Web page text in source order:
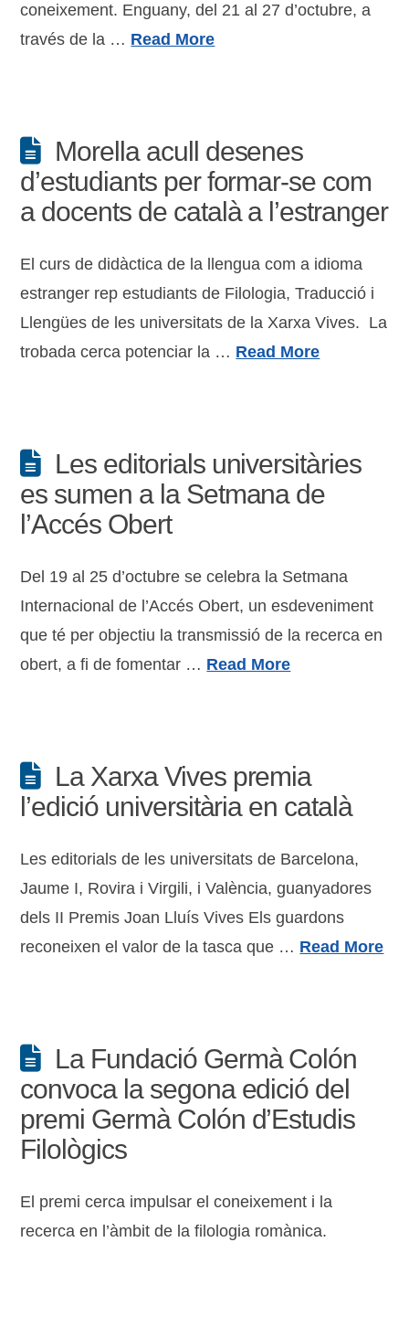
coneixement. Enguany, del 21 al 27 d’octubre, a
través de la … Read More
Morella acull desenes
d’estudiants per formar-se com
a docents de català a l’estranger
El curs de didàctica de la llengua com a idioma
estranger rep estudiants de Filologia, Traducció i
Llengües de les universitats de la Xarxa Vives. La
trobada cerca potenciar la … Read More
Les editorials universitàries
es sumen a la Setmana de
l’Accés Obert
Del 19 al 25 d’octubre se celebra la Setmana
Internacional de l’Accés Obert, un esdeveniment
que té per objectiu la transmissió de la recerca en
obert, a fi de fomentar … Read More
La Xarxa Vives premia
l’edició universitària en català
Les editorials de les universitats de Barcelona,
Jaume I, Rovira i Virgili, i València, guanyadores
dels II Premis Joan Lluís Vives Els guardons
reconeixen el valor de la tasca que … Read More
La Fundació Germà Colón
convoca la segona edició del
premi Germà Colón d’Estudis
Filològics
El premi cerca impulsar el coneixement i la
recerca en l’àmbit de la filologia romànica.